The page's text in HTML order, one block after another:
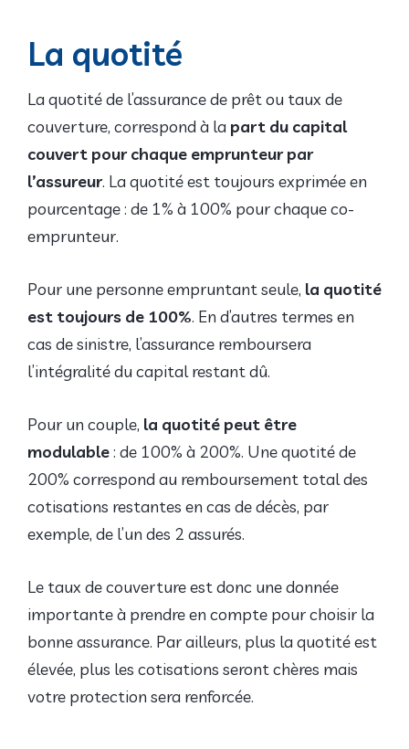
La quotité
La quotité de l’assurance de prêt ou taux de
couverture, correspond à la part du capital
couvert pour chaque emprunteur par
l’assureur. La quotité est toujours exprimée en
pourcentage : de 1% à 100% pour chaque co-
emprunteur.
Pour une personne empruntant seule, la quotité
est toujours de 100%. En d’autres termes en
cas de sinistre, l’assurance remboursera
l’intégralité du capital restant dû.
Pour un couple, la quotité peut être
modulable: de 100% à 200%. Une quotité de
200% correspond au remboursement total des
cotisations restantes en cas de décès, par
exemple, de l’un des 2 assurés.
Le taux de couverture est donc une donnée
importante à prendre en compte pour choisir la
bonne assurance. Par ailleurs, plus la quotité est
élevée, plus les cotisations seront chères mais
votre protection sera renforcée.